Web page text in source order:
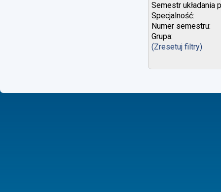
Semestr układania
Specjalność:
Numer semestru:
Grupa:
(Zresetuj filtry)